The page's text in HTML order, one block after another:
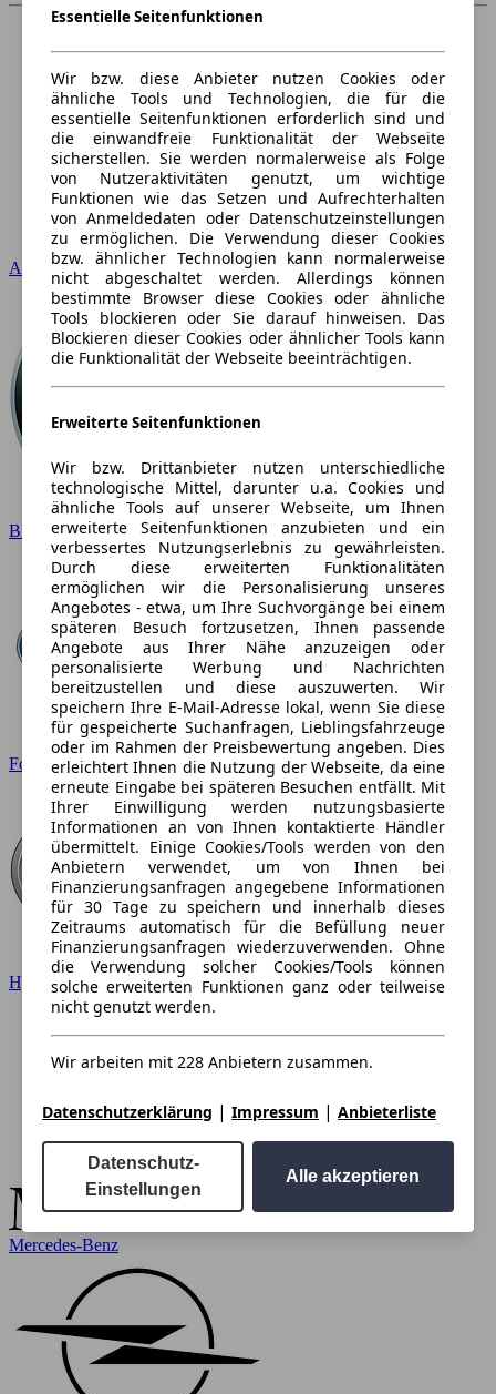
Audi
BMW
Ford
Hyundai
Mercedes-Benz
Essentielle Seitenfunktionen
Wir bzw. diese Anbieter nutzen Cookies oder
ähnliche Tools und Technologien, die für die
essentielle Seitenfunktionen erforderlich sind und
die einwandfreie Funktionalität der Webseite
sicherstellen. Sie werden normalerweise als Folge
von Nutzeraktivitäten genutzt, um wichtige
Funktionen wie das Setzen und Aufrechterhalten
von Anmeldedaten oder Datenschutzeinstellungen
zu ermöglichen. Die Verwendung dieser Cookies
bzw. ähnlicher Technologien kann normalerweise
nicht abgeschaltet werden. Allerdings können
bestimmte Browser diese Cookies oder ähnliche
Tools blockieren oder Sie darauf hinweisen. Das
Blockieren dieser Cookies oder ähnlicher Tools kann
die Funktionalität der Webseite beeinträchtigen.
Erweiterte Seitenfunktionen
Wir bzw. Drittanbieter nutzen unterschiedliche
technologische Mittel, darunter u.a. Cookies und
ähnliche Tools auf unserer Webseite, um Ihnen
erweiterte Seitenfunktionen anzubieten und ein
verbessertes Nutzungserlebnis zu gewährleisten.
Durch diese erweiterten Funktionalitäten
ermöglichen wir die Personalisierung unseres
Angebotes - etwa, um Ihre Suchvorgänge bei einem
späteren Besuch fortzusetzen, Ihnen passende
Angebote aus Ihrer Nähe anzuzeigen oder
personalisierte Werbung und Nachrichten
bereitzustellen und diese auszuwerten. Wir
speichern Ihre E-Mail-Adresse lokal, wenn Sie diese
für gespeicherte Suchanfragen, Lieblingsfahrzeuge
oder im Rahmen der Preisbewertung angeben. Dies
erleichtert Ihnen die Nutzung der Webseite, da eine
erneute Eingabe bei späteren Besuchen entfällt. Mit
Ihrer Einwilligung werden nutzungsbasierte
Informationen an von Ihnen kontaktierte Händler
übermittelt. Einige Cookies/Tools werden von den
Anbietern verwendet, um von Ihnen bei
Finanzierungsanfragen angegebene Informationen
für 30 Tage zu speichern und innerhalb dieses
Zeitraums automatisch für die Befüllung neuer
Finanzierungsanfragen wiederzuverwenden. Ohne
die Verwendung solcher Cookies/Tools können
solche erweiterten Funktionen ganz oder teilweise
nicht genutzt werden.
Wir arbeiten mit 228 Anbietern zusammen.
Datenschutzerklärung | Impressum | Anbieterliste
Datenschutz-
Einstellungen
Alle akzeptieren